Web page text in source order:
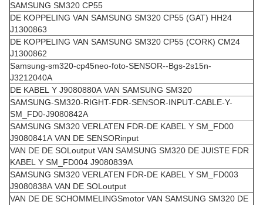
SAMSUNG SM320 CP55
DE KOPPELING VAN SAMSUNG SM320 CP55 (GAT) HH24
J1300863
DE KOPPELING VAN SAMSUNG SM320 CP55 (CORK) CM24
J1300862
Samsung-sm320-cp45neo-foto-SENSOR--Bgs-2s15n-
J3212040A
DE KABEL Y J9080880A VAN SAMSUNG SM320
SAMSUNG-SM320-RIGHT-FDR-SENSOR-INPUT-CABLE-Y-
SM_FD0-J9080842A
SAMSUNG SM320 VERLATEN FDR-DE KABEL Y SM_FD00
J9080841A VAN DE SENSORinput
VAN DE DE SOLoutput VAN SAMSUNG SM320 DE JUISTE FDR
KABEL Y SM_FD004 J9080839A
SAMSUNG SM320 VERLATEN FDR-DE KABEL Y SM_FD003
J9080838A VAN DE SOLoutput
VAN DE DE SCHOMMELINGSmotor VAN SAMSUNG SM320 DE